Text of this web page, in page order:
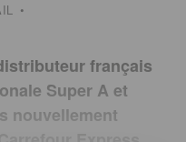
•
français
Super A et
nouvellement